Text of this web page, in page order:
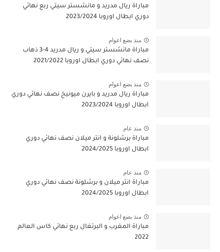
مباراة ريال مدريد و مانشستر سيتي ربع نهائي
دوري ابطال اوروبا 2023/2024
منذ بضع اعوام
مباراة مانشستر سيتي و ريال مدريد 4-3 ذهاب
نصف نهائي دوري ابطال اوروبا 2021/2022
منذ بضع اعوام
مباراة ريال مدريد و بايرن ميونيخ نصف نهائي دوري
ابطال اوروبا 2023/2024
منذ عام
مباراة برشلونة و انتر ميلان نصف نهائي دوري
ابطال اوروبا 2024/2025
منذ عام
مباراة انتر ميلان و برشلونة نصف نهائي دوري
ابطال اوروبا 2024/2025
منذ بضع اعوام
مباراة المغرب و البرتغال ربع نهائي كاس العالم
2022